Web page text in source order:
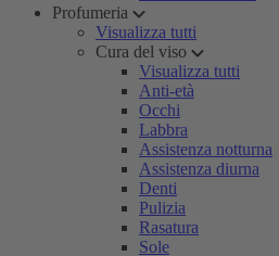
Profumeria
Visualizza tutti
Cura del viso
Visualizza tutti
Anti-età
Occhi
Labbra
Assistenza notturna
Assistenza diurna
Denti
Pulizia
Rasatura
Sole